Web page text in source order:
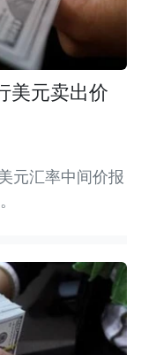
美元卖出价
元汇率中间价报